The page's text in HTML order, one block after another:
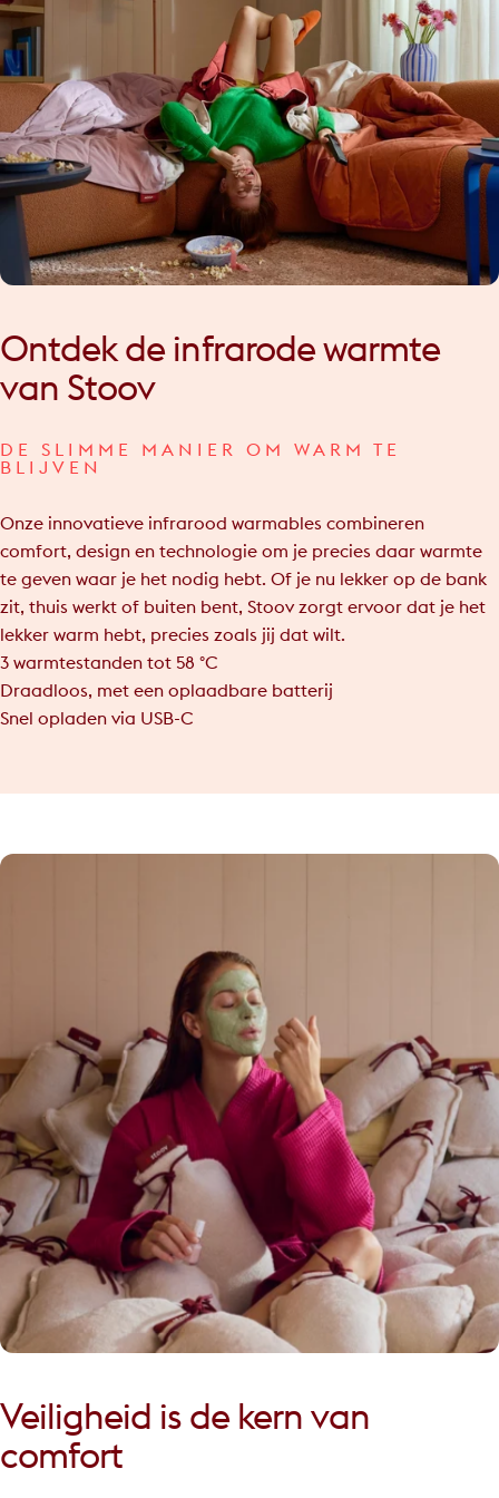
Ontdek de infrarode warmte
van Stoov
DE SLIMME MANIER OM WARM TE
BLIJVEN
Onze innovatieve infrarood warmables combineren
comfort, design en technologie om je precies daar warmte
te geven waar je het nodig hebt. Of je nu lekker op de bank
zit, thuis werkt of buiten bent, Stoov zorgt ervoor dat je het
lekker warm hebt, precies zoals jij dat wilt.
3 warmtestanden tot 58 °C
Draadloos, met een oplaadbare batterij
Snel opladen via USB-C
Veiligheid is de kern van
comfort